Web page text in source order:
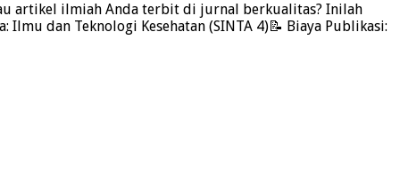
artikel ilmiah Anda terbit di jurnal berkualitas? Inilah
dan Teknologi Kesehatan (SINTA 4)📝 Biaya Publikasi: